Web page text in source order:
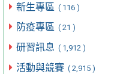
新生專區 ( 116 )
防疫專區 ( 21 )
研習訊息 ( 1,912 )
活動與競賽 ( 2,915 )